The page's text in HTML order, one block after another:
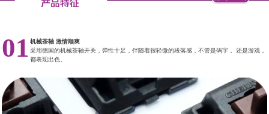
01 机械茶轴 激情顺爽
采用德国的机械茶轴开关，弹性十足，伴随着很轻微的段落感，不管是码字， 还是游戏，
都表现出色。